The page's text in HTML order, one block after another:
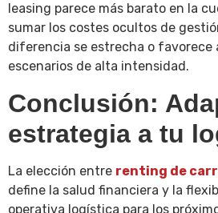
leasing parece más barato en la
sumar los costes ocultos de
diferencia se estrecha o favorece
escenarios de alta intensidad.
Conclusión:
estrategia a tu
La elección entre renting de
define la salud financiera y la
operativa logística para los